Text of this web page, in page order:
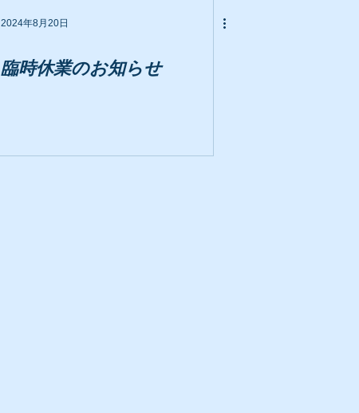
2024年8月20日
臨時休業のお知らせ